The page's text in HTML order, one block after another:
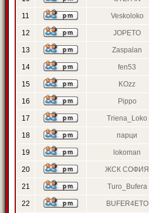
11 Veskoloko
12 JOPETO
13 Zaspalan
14 fen53
15 KOzz
16 Pippo
17 Triena_Loko
18 парци
19 lokoman
20 ЖСК СОФИЯ
21 Turo_Bufera
22 BUFER4ETO